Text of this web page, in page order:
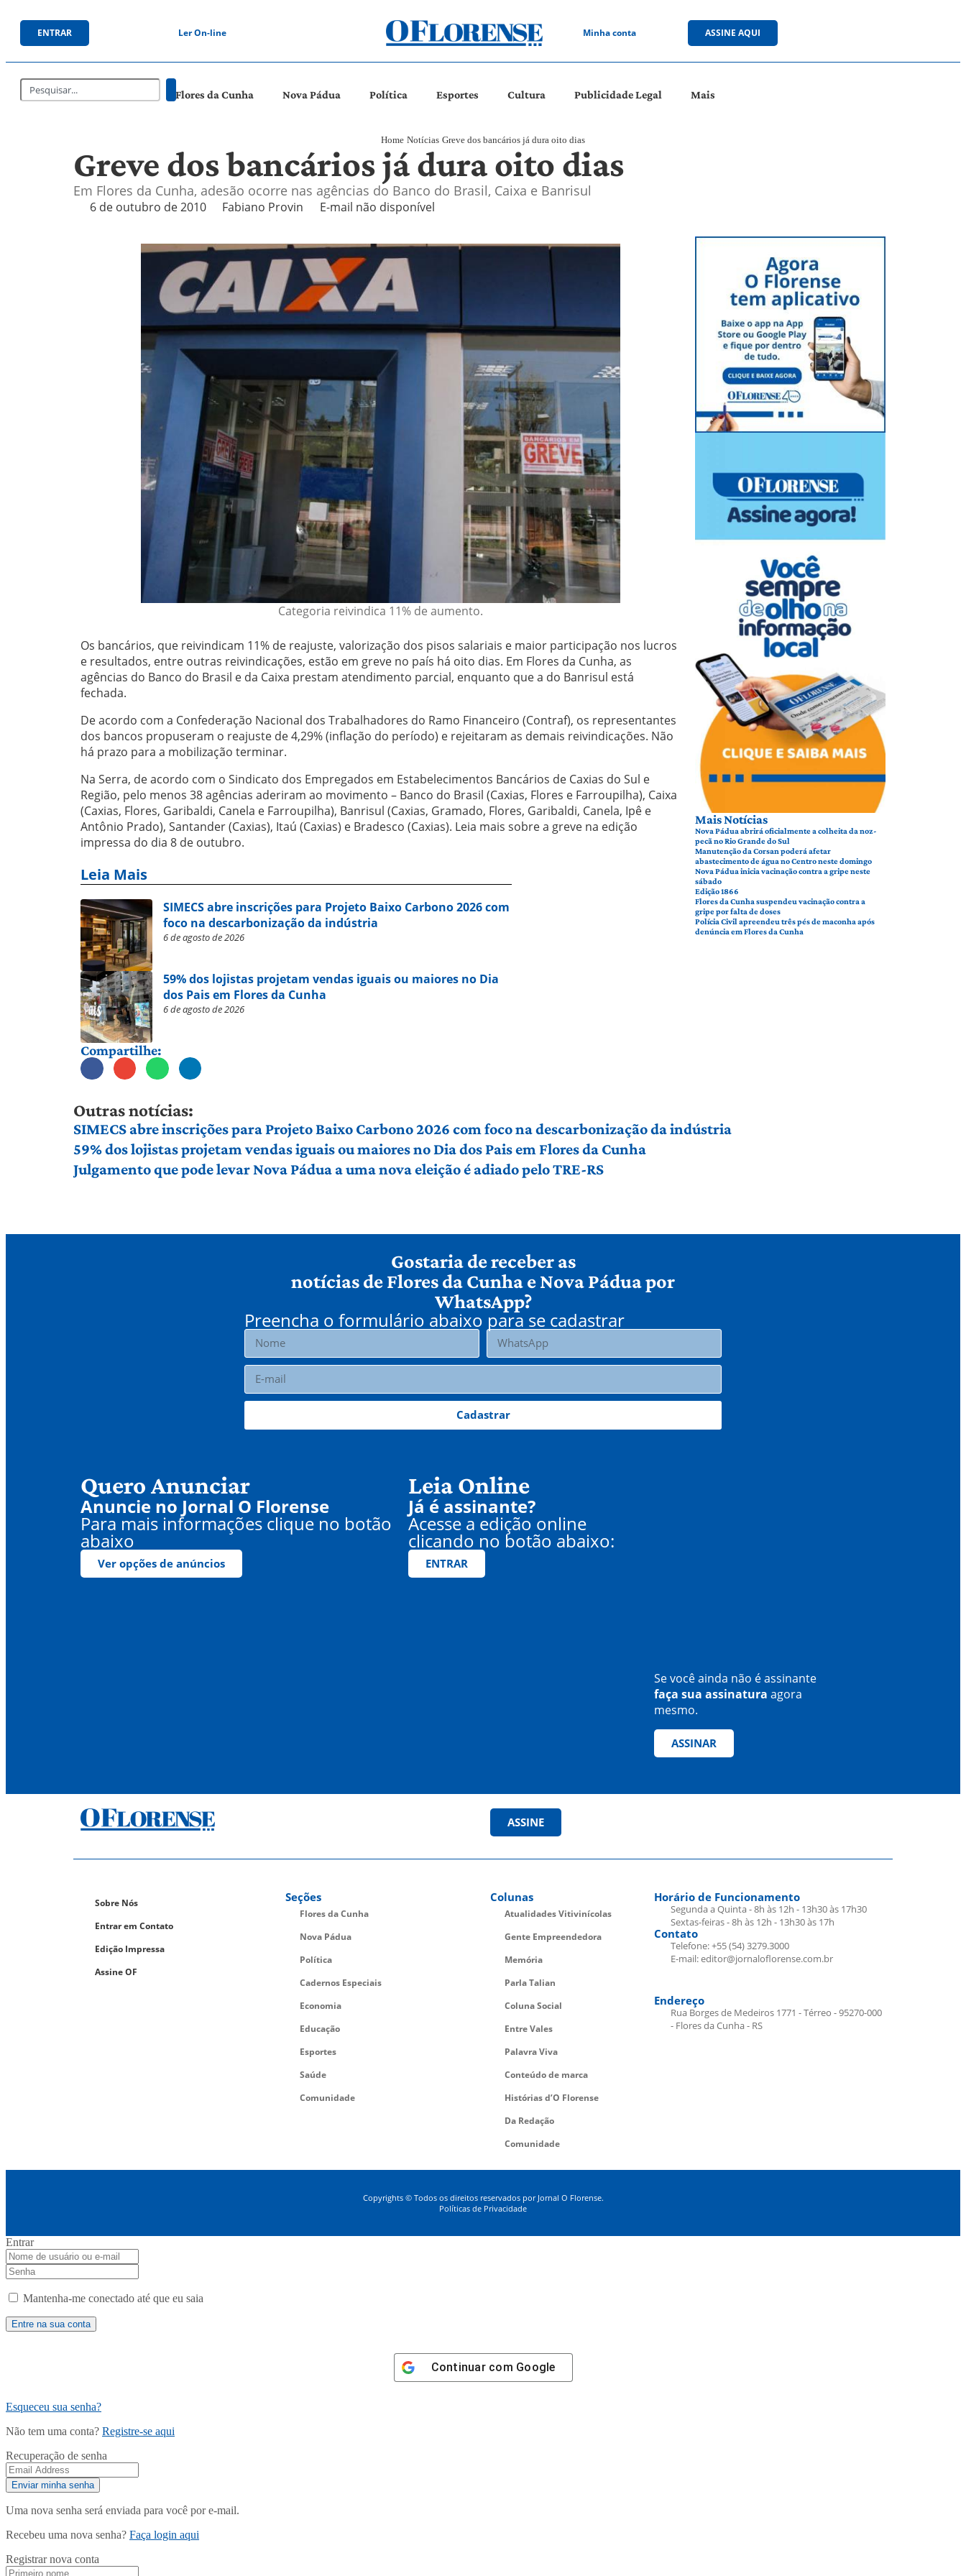
ENTRAR Ler On-line Minha conta ASSINE AQUI
Flores da Cunha Nova Pádua Política Esportes Cultura Publicidade Legal Mais
Home Notícias Greve dos bancários já dura oito dias
Greve dos bancários já dura oito dias
Em Flores da Cunha, adesão ocorre nas agências do Banco do Brasil, Caixa e Banrisul
6 de outubro de 2010 Fabiano Provin E-mail não disponível
Categoria reivindica 11% de aumento.
Os bancários, que reivindicam 11% de reajuste, valorização dos pisos salariais e maior participação nos lucros
e resultados, entre outras reivindicações, estão em greve no país há oito dias. Em Flores da Cunha, as
agências do Banco do Brasil e da Caixa prestam atendimento parcial, enquanto que a do Banrisul está
fechada.
De acordo com a Confederação Nacional dos Trabalhadores do Ramo Financeiro (Contraf), os representantes
dos bancos propuseram o reajuste de 4,29% (inflação do período) e rejeitaram as demais reivindicações. Não
há prazo para a mobilização terminar.
Na Serra, de acordo com o Sindicato dos Empregados em Estabelecimentos Bancários de Caxias do Sul e
Região, pelo menos 38 agências aderiram ao movimento – Banco do Brasil (Caxias, Flores e Farroupilha), Caixa
(Caxias, Flores, Garibaldi, Canela e Farroupilha), Banrisul (Caxias, Gramado, Flores, Garibaldi, Canela, Ipê e
Antônio Prado), Santander (Caxias), Itaú (Caxias) e Bradesco (Caxias). Leia mais sobre a greve na edição
impressa do dia 8 de outubro.
Leia Mais
SIMECS abre inscrições para Projeto Baixo Carbono 2026 com
foco na descarbonização da indústria
6 de agosto de 2026
59% dos lojistas projetam vendas iguais ou maiores no Dia
dos Pais em Flores da Cunha
6 de agosto de 2026
Compartilhe:
Mais Notícias
Nova Pádua abrirá oficialmente a colheita da noz-
pecã no Rio Grande do Sul
Manutenção da Corsan poderá afetar
abastecimento de água no Centro neste domingo
Nova Pádua inicia vacinação contra a gripe neste
sábado
Edição 1866
Flores da Cunha suspendeu vacinação contra a
gripe por falta de doses
Polícia Civil apreendeu três pés de maconha após
denúncia em Flores da Cunha
Outras notícias:
SIMECS abre inscrições para Projeto Baixo Carbono 2026 com foco na descarbonização da indústria
59% dos lojistas projetam vendas iguais ou maiores no Dia dos Pais em Flores da Cunha
Julgamento que pode levar Nova Pádua a uma nova eleição é adiado pelo TRE-RS
Gostaria de receber as
notícias de Flores da Cunha e Nova Pádua por
WhatsApp?
Preencha o formulário abaixo para se cadastrar
Cadastrar
Quero Anunciar
Anuncie no Jornal O Florense
Para mais informações clique no botão
abaixo
Ver opções de anúncios
Leia Online
Já é assinante?
Acesse a edição online
clicando no botão abaixo:
ENTRAR
Se você ainda não é assinante
faça sua assinatura agora
mesmo.
ASSINAR
ASSINE
Sobre Nós
Entrar em Contato
Edição Impressa
Assine OF
Seções
Flores da Cunha
Nova Pádua
Política
Cadernos Especiais
Economia
Educação
Esportes
Saúde
Comunidade
Colunas
Atualidades Vitivinícolas
Gente Empreendedora
Memória
Parla Talian
Coluna Social
Entre Vales
Palavra Viva
Conteúdo de marca
Histórias d’O Florense
Da Redação
Comunidade
Horário de Funcionamento
Segunda a Quinta - 8h às 12h - 13h30 às 17h30
Sextas-feiras - 8h às 12h - 13h30 às 17h
Contato
Telefone: +55 (54) 3279.3000
E-mail: editor@jornaloflorense.com.br
Endereço
Rua Borges de Medeiros 1771 - Térreo - 95270-000
- Flores da Cunha - RS
Copyrights © Todos os direitos reservados por Jornal O Florense.
Políticas de Privacidade
Entrar
Mantenha-me conectado até que eu saia
Continuar com Google
Esqueceu sua senha?
Não tem uma conta? Registre-se aqui
Recuperação de senha
Uma nova senha será enviada para você por e-mail.
Recebeu uma nova senha? Faça login aqui
Registrar nova conta